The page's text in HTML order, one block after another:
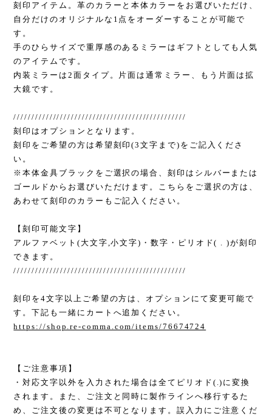
刻印アイテム。革のカラーと本体カラーをお選びいただけ、
自分だけのオリジナルな1点をオーダーすることが可能で
す。
手のひらサイズで重厚感のあるミラーはギフトとしても人気
のアイテムです。
内装ミラーは2面タイプ。片面は通常ミラー、もう片面は拡
大鏡です。
////////////////////////////////////////////////
刻印はオプションとなります。
刻印をご希望の方は希望刻印(3文字まで)をご記入くださ
い。
※本体金具ブラックをご選択の場合、刻印はシルバーまたは
ゴールドからお選びいただけます。こちらをご選択の方は、
あわせて刻印のカラーもご記入ください。
【刻印可能文字】
アルファベット(大文字,小文字)・数字・ピリオド( . )が刻印
できます。
////////////////////////////////////////////////
刻印を4文字以上ご希望の方は、オプションにて変更可能で
す。下記も一緒にカートへ追加ください。
https://shop.re-comma.com/items/76674724
【ご注意事項】
・対応文字以外を入力された場合は全てピリオド(.)に変換
されます。また、ご注文と同時に製作ラインへ移行するた
め、ご注文後の変更は不可となります。誤入力にご注意くだ